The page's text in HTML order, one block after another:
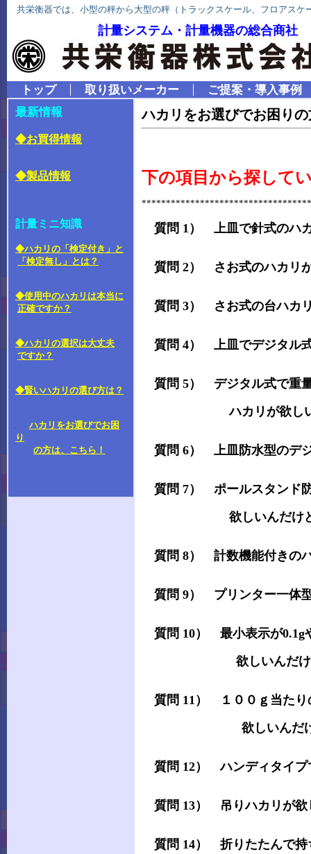
共栄衡器では、小型の秤から大型の秤（トラックスケール、フロアス
計量システム・計量機器の総合商社
トップ 取り扱いメーカー
ご提案・導入事例
最新情報
◆お買得情報
◆製品情報
計量ミニ知識
◆ハカリの「検定付き」と
「検定無し」とは？
◆使用中のハカリは本当に
正確ですか？
◆ハカリの選択は大丈夫
ですか？
◆賢いハカリの選び方は？
ハカリをお選びでお困
り
の方は、こちら！
ハカリをお選びでお困りの
下の項目から探して
質問 1） 上皿で針式のハ
質問 2） さお式のハカリ
質問 3） さお式の台ハカ
質問 4） 上皿でデジタル
質問 5） デジタル式で重
ハカリが欲しいん
質問 6） 上皿防水型のデ
質問 7） ポールスタンド
欲しいんだけど・
質問 8） 計数機能付きの
質問 9） プリンター一体
質問 10） 最小表示が0.1g
欲しいんだけど
質問 11） １００ｇ当たり
欲しいんだけど
質問 12） ハンディタイプ
質問 13） 吊りハカリが欲
質問 14） 折りたたんで持